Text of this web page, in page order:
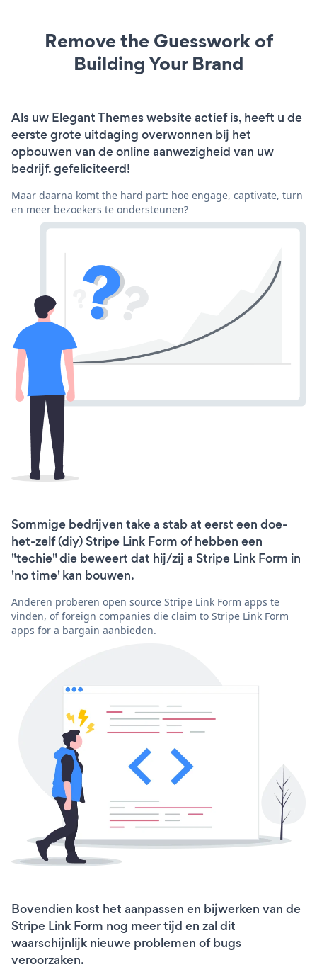
Remove the Guesswork of
Building Your Brand
Als uw Elegant Themes website actief is, heeft u de
eerste grote uitdaging overwonnen bij het
opbouwen van de online aanwezigheid van uw
bedrijf. gefeliciteerd!
Maar daarna komt the hard part: hoe engage, captivate, turn
en meer bezoekers te ondersteunen?
Sommige bedrijven take a stab at eerst een doe-
het-zelf (diy) Stripe Link Form of hebben een
"techie" die beweert dat hij/zij a Stripe Link Form in
'no time' kan bouwen.
Anderen proberen open source Stripe Link Form apps te
vinden, of foreign companies die claim to Stripe Link Form
apps for a bargain aanbieden.
Bovendien kost het aanpassen en bijwerken van de
Stripe Link Form nog meer tijd en zal dit
waarschijnlijk nieuwe problemen of bugs
veroorzaken.